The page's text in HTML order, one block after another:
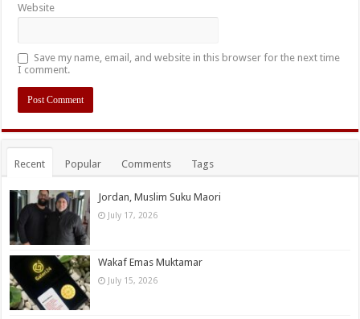
Website
Save my name, email, and website in this browser for the next time
I comment.
Recent Popular Comments Tags
Jordan, Muslim Suku Maori
July 17, 2026
Wakaf Emas Muktamar
July 15, 2026